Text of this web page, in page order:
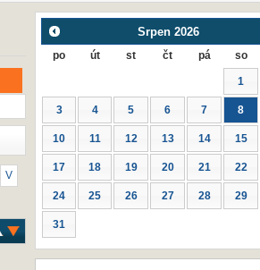
V
Srpen 2026
po út st čt pá so
1
3 4 5 6 7 8
10 11 12 13 14 15
17 18 19 20 21 22
24 25 26 27 28 29
31